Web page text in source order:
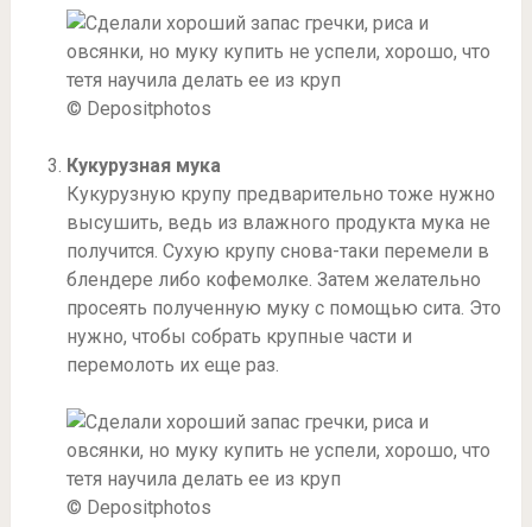
© Depositphotos
Кукурузная мука
Кукурузную крупу предварительно тоже нужно
высушить, ведь из влажного продукта мука не
получится. Сухую крупу снова-таки перемели в
блендере либо кофемолке. Затем желательно
просеять полученную муку с помощью сита. Это
нужно, чтобы собрать крупные части и
перемолоть их еще раз.
© Depositphotos